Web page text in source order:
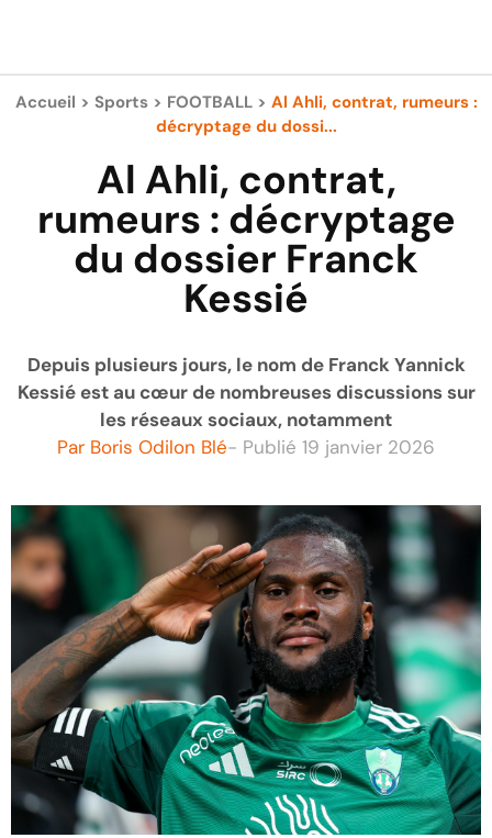
Accueil > Sports> FOOTBALL> Al Ahli, contrat, rumeurs :
décryptage du dossi...
Al Ahli, contrat,
rumeurs : décryptage
du dossier Franck
Kessié
Depuis plusieurs jours, le nom de Franck Yannick
Kessié est au cœur de nombreuses discussions sur
les réseaux sociaux, notamment
Par Boris Odilon Blé- Publié 19 janvier 2026